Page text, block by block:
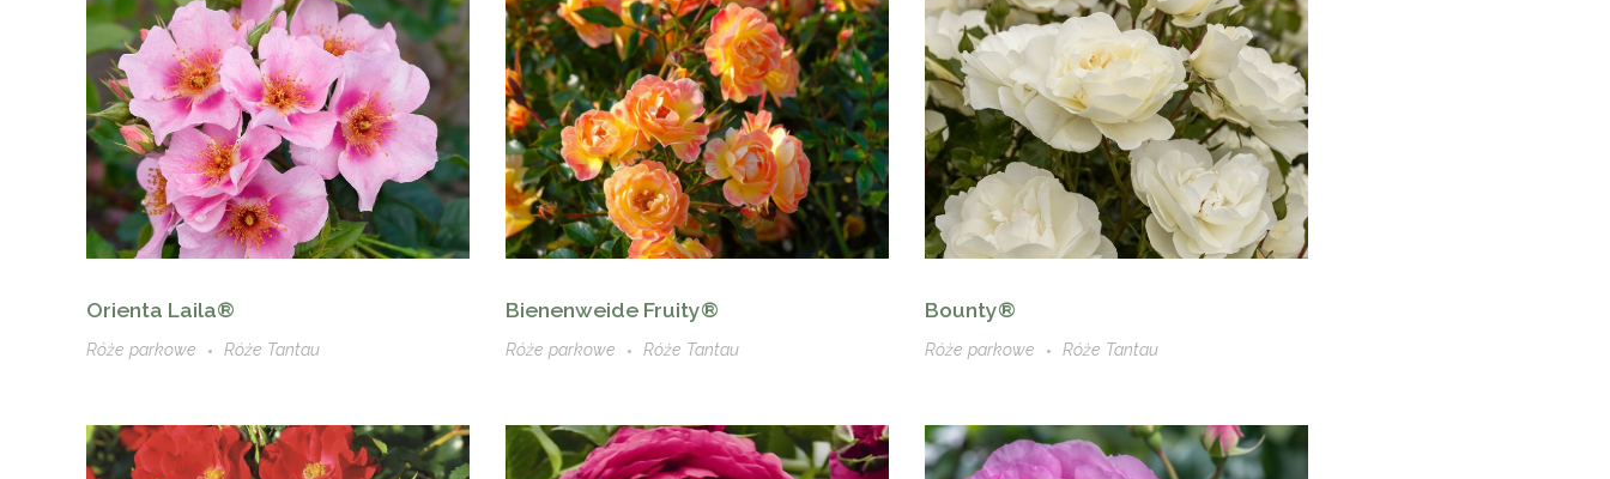
Orienta Laila®
Róże parkowe Róże Tantau
Bienenweide Fruity®
Róże parkowe Róże Tantau
Bounty®
Róże parkowe Róże Tantau